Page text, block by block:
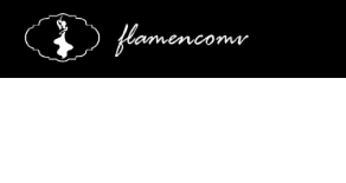
Saltar